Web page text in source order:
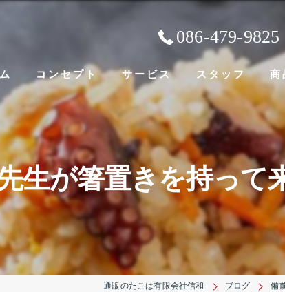
086-479-9825
コンセプト サービス スタッフ 商
生が箸置きを持って
通販のたこは有限会社信和 ブログ 備